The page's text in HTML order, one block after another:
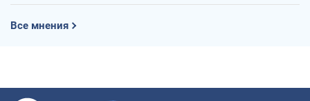
Все мнения